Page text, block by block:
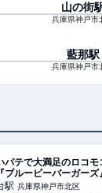
山の街
兵庫県神戸市
藍那駅
兵庫県神戸市
パテで大満足のロコ
ブルービーバーガーズ
駅 兵庫県神戸市北区